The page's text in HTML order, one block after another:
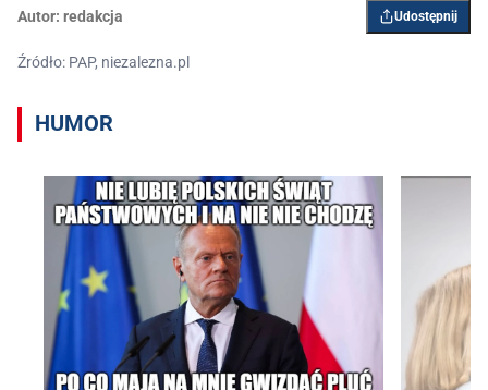
Autor: redakcja Udostępnij
Źródło: PAP, niezalezna.pl
HUMOR